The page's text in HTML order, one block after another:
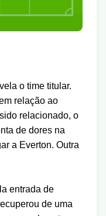
o time titular.
relação ao
relacionado, o
de dores na
a Everton. Outra
entrada de
de uma